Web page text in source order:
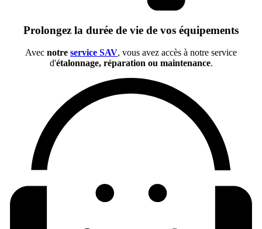
Prolongez la durée de vie de vos équipements
Avec notre service SAV, vous avez accès à notre service
d'étalonnage, réparation ou maintenance.